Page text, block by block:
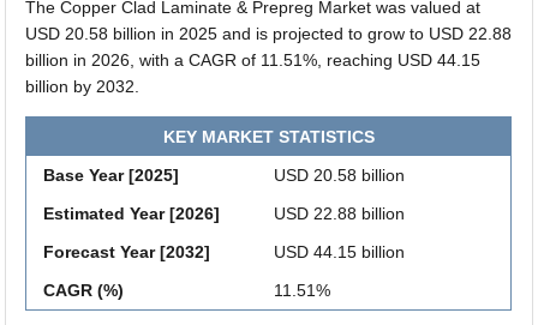
The Copper Clad Laminate & Prepreg Market was valued at
USD 20.58 billion in 2025 and is projected to grow to USD 22.88
billion in 2026, with a CAGR of 11.51%, reaching USD 44.15
billion by 2032.
KEY MARKET STATISTICS
Base Year [2025]
USD 20.58 billion
Estimated Year [2026]
USD 22.88 billion
Forecast Year [2032]
USD 44.15 billion
CAGR (%)
11.51%